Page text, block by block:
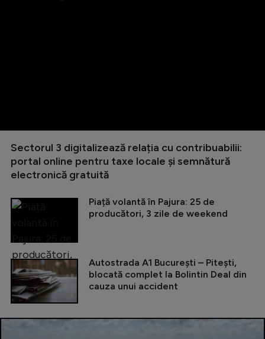
Sectorul 3 digitalizează relația cu contribuabilii:
portal online pentru taxe locale și semnătură
electronică gratuită
Piață volantă în Pajura: 25 de
producători, 3 zile de weekend
Autostrada A1 București – Pitești,
blocată complet la Bolintin Deal din
cauza unui accident